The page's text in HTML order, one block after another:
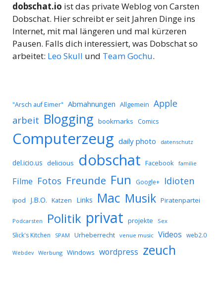
dobschat.io ist das private Weblog von Carsten
Dobschat. Hier schreibt er seit Jahren Dinge ins
Internet, mit mal längeren und mal kürzeren
Pausen. Falls dich interessiert, was Dobschat so
arbeitet: Leo Skull und Team Gochu.
"Arsch auf Eimer" Abmahnungen Allgemein Apple
arbeit Blogging bookmarks Comics
Computerzeug daily photo datenschutz
del.icio.us delicious dobschat Facebook familie
Filme Fotos Freunde Fun Google+ Idioten
ipod J.B.O. Katzen Links Mac Musik Piratenpartei
Podcarsten Politik privat projekte Sex
Slick's Kitchen SPAM Urheberrecht venue music Videos web2.0
Webdev Werbung Windows wordpress zeuch